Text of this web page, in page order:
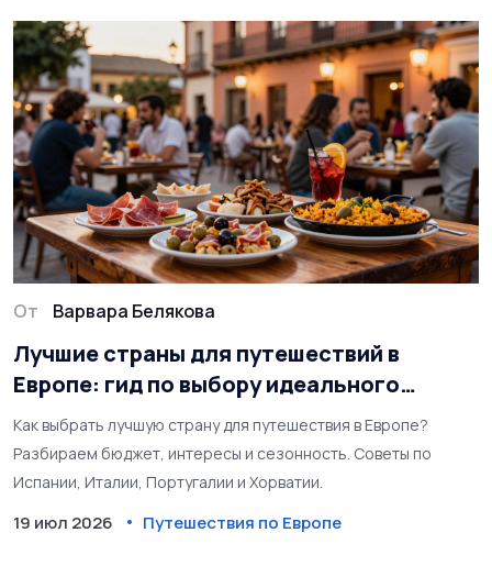
От Варвара Белякова
Лучшие страны для путешествий в
Европе: гид по выбору идеального
направления
Как выбрать лучшую страну для путешествия в Европе?
Разбираем бюджет, интересы и сезонность. Советы по
Испании, Италии, Португалии и Хорватии.
19 июл 2026 Путешествия по Европе